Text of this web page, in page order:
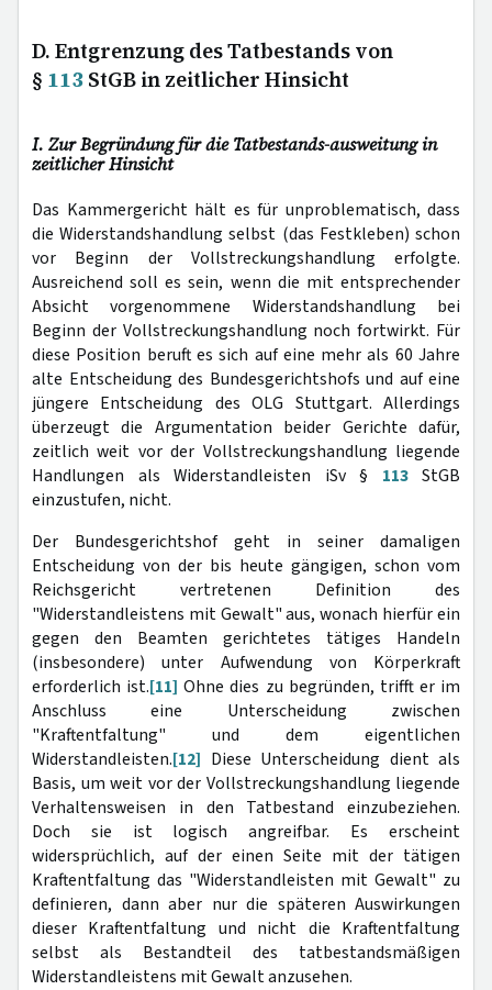
D. Entgrenzung des Tatbestands von
§ 113 StGB in zeitlicher Hinsicht
I. Zur Begründung für die Tatbestands-ausweitung in
zeitlicher Hinsicht
Das Kammergericht hält es für unproblematisch, dass
die Widerstandshandlung selbst (das Festkleben) schon
vor Beginn der Vollstreckungshandlung erfolgte.
Ausreichend soll es sein, wenn die mit entsprechender
Absicht vorgenommene Widerstandshandlung bei
Beginn der Vollstreckungshandlung noch fortwirkt. Für
diese Position beruft es sich auf eine mehr als 60 Jahre
alte Entscheidung des Bundesgerichtshofs und auf eine
jüngere Entscheidung des OLG Stuttgart. Allerdings
überzeugt die Argumentation beider Gerichte dafür,
zeitlich weit vor der Vollstreckungshandlung liegende
Handlungen als Widerstandleisten iSv § 113StGB
einzustufen, nicht.
Der Bundesgerichtshof geht in seiner damaligen
Entscheidung von der bis heute gängigen, schon vom
Reichsgericht vertretenen Definition des
"Widerstandleistens mit Gewalt" aus, wonach hierfür ein
gegen den Beamten gerichtetes tätiges Handeln
(insbesondere) unter Aufwendung von Körperkraft
erforderlich ist.[11] Ohne dies zu begründen, trifft er im
Anschluss eine Unterscheidung zwischen
"Kraftentfaltung" und dem eigentlichen
Widerstandleisten.[12] Diese Unterscheidung dient als
Basis, um weit vor der Vollstreckungshandlung liegende
Verhaltensweisen in den Tatbestand einzubeziehen.
Doch sie ist logisch angreifbar. Es erscheint
widersprüchlich, auf der einen Seite mit der tätigen
Kraftentfaltung das "Widerstandleisten mit Gewalt" zu
definieren, dann aber nur die späteren Auswirkungen
dieser Kraftentfaltung und nicht die Kraftentfaltung
selbst als Bestandteil des tatbestandsmäßigen
Widerstandleistens mit Gewalt anzusehen.